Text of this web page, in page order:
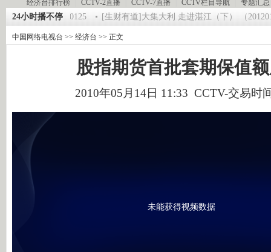
经济台排行榜 CCTV-2直播 CCTV-7直播 CCTV栏目导航 专题汇总
24小时播不停
一时间》 20120125 [生财有道]大集大利 走进湛江（下） （
中国网络电视台 >> 经济台 >> 正文
股指期货首批套期保值
2010年05月14日 11:33 CCTV-交易时
未能获得视频数据